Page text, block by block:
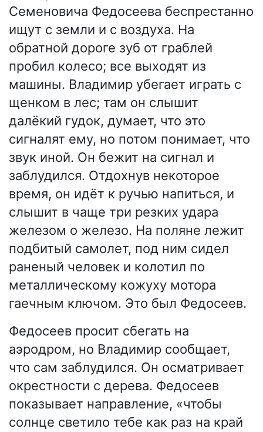
Семеновича Федосеева беспрестанно
ищут с земли и с воздуха. На
обратной дороге зуб от граблей
пробил колесо; все выходят из
машины. Владимир убегает играть с
щенком в лес; там он слышит
далёкий гудок, думает, что это
сигналят ему, но потом понимает, что
звук иной. Он бежит на сигнал и
заблудился. Отдохнув некоторое
время, он идёт к ручью напиться, и
слышит в чаще три резких удара
железом о железо. На поляне лежит
подбитый самолет, под ним сидел
раненый человек и колотил по
металлическому кожуху мотора
гаечным ключом. Это был Федосеев.
Федосеев просит сбегать на
аэродром, но Владимир сообщает,
что сам заблудился. Он осматривает
окрестности с дерева. Федосеев
показывает направление, «чтобы
солнце светило тебе как раз на край